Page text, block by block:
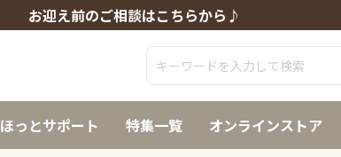
お迎え前のご相談はこちらから♪
ほっとサポート 特集一覧 オンラインストア